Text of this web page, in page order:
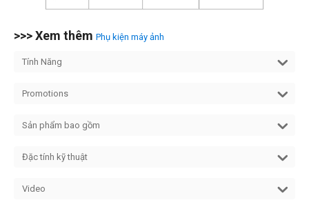
>>> Xem thêm Phụ kiện máy ảnh
Tính Năng
Promotions
Sản phẩm bao gồm
Đặc tính kỹ thuật
Video